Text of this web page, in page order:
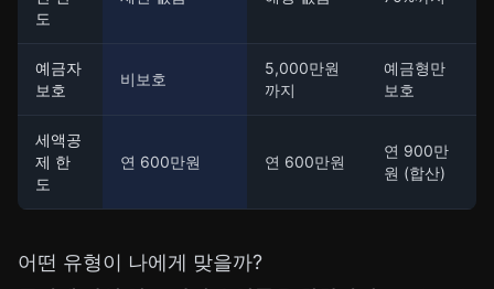
도
예금자
보호
비보호
5,000만원
까지
예금형만
보호
세액공
제 한
도
연 600만원 연 600만원
연 900만
원 (합산)
어떤 유형이 나에게 맞을까?